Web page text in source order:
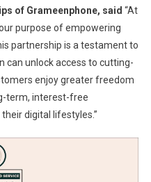
of Grameenphone, said “At
purpose of empowering
partnership is a testament to
can unlock access to cutting-
enjoy greater freedom
term, interest-free
digital lifestyles.”